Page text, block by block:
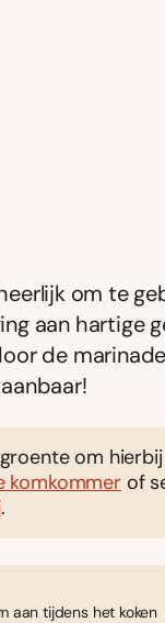
om te
aan hartige
de
om
komkommerof
.
aan tijdens het koken